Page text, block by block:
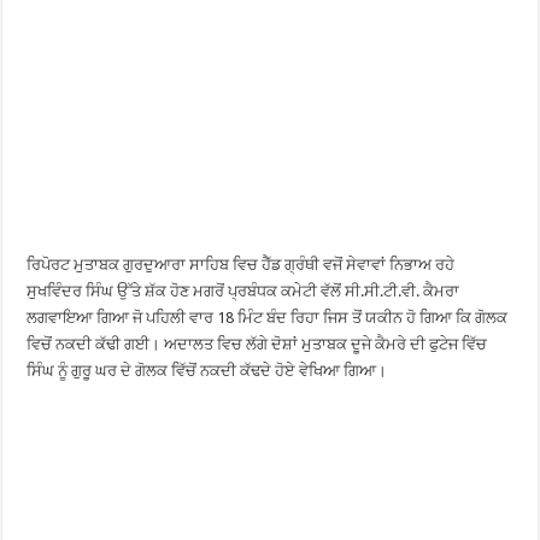
ਰਿਪੋਰਟ ਮੁਤਾਬਕ ਗੁਰਦੁਆਰਾ ਸਾਹਿਬ ਵਿਚ ਹੈੱਡ ਗ੍ਰੰਥੀ ਵਜੋਂ ਸੇਵਾਵਾਂ ਨਿਭਾਅ ਰਹੇ
ਸੁਖਵਿੰਦਰ ਸਿੰਘ ਉੱਤੇ ਸ਼ੱਕ ਹੋਣ ਮਗਰੋਂ ਪ੍ਰਬੰਧਕ ਕਮੇਟੀ ਵੱਲੋਂ ਸੀ.ਸੀ.ਟੀ.ਵੀ. ਕੈਮਰਾ
ਲਗਵਾਇਆ ਗਿਆ ਜੋ ਪਹਿਲੀ ਵਾਰ 18 ਮਿੰਟ ਬੰਦ ਰਿਹਾ ਜਿਸ ਤੋਂ ਯਕੀਨ ਹੋ ਗਿਆ ਕਿ ਗੋਲਕ
ਵਿਚੋਂ ਨਕਦੀ ਕੱਢੀ ਗਈ। ਅਦਾਲਤ ਵਿਚ ਲੱਗੇ ਦੋਸ਼ਾਂ ਮੁਤਾਬਕ ਦੂਜੇ ਕੈਮਰੇ ਦੀ ਫੁਟੇਜ ਵਿੱਚ
ਸਿੰਘ ਨੂੰ ਗੁਰੂ ਘਰ ਦੇ ਗੋਲਕ ਵਿੱਚੋਂ ਨਕਦੀ ਕੱਢਦੇ ਹੋਏ ਵੇਖਿਆ ਗਿਆ।